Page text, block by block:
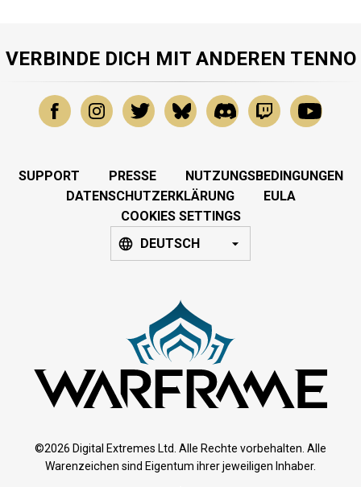
VERBINDE DICH MIT ANDEREN TENNO
SUPPORT PRESSE
NUTZUNGSBEDINGUNGEN
DATENSCHUTZERKLÄRUNG
EULA
COOKIES SETTINGS
DEUTSCH
©2026 Digital Extremes Ltd. Alle Rechte vorbehalten. Alle
Warenzeichen sind Eigentum ihrer jeweiligen Inhaber.